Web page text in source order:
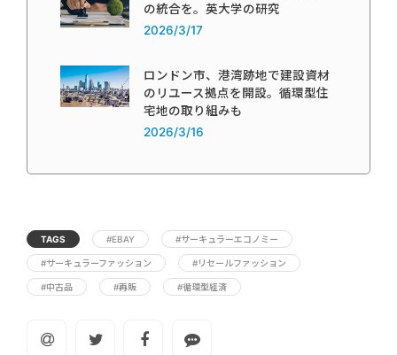
の統合を。英大学の研究
2026/3/17
ロンドン市、港湾跡地で建設資材
のリユース拠点を開設。循環型住
宅地の取り組みも
2026/3/16
TAGS #EBAY #サーキュラーエコノミー
#サーキュラーファッション #リセールファッション
#中古品 #再販 #循環型経済